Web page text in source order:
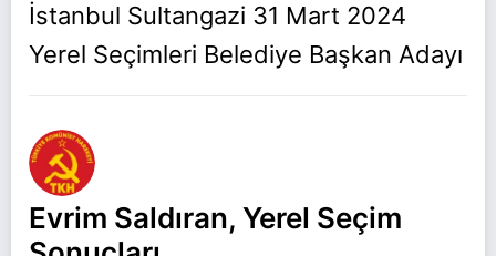
İstanbul Sultangazi 31 Mart 2024
Yerel Seçimleri Belediye Başkan Adayı
Evrim Saldıran, Yerel Seçim